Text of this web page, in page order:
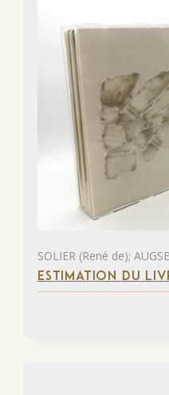
SOLIER (René de);
ESTIMATION DU